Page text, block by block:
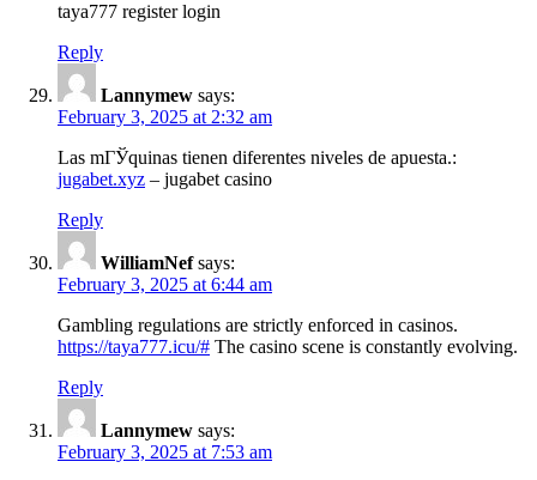
taya777 register login
Reply
Lannymew says:
February 3, 2025 at 2:32 am
Las mГЎquinas tienen diferentes niveles de apuesta.:
jugabet.xyz – jugabet casino
Reply
WilliamNef says:
February 3, 2025 at 6:44 am
Gambling regulations are strictly enforced in casinos.
https://taya777.icu/# The casino scene is constantly evolving.
Reply
Lannymew says:
February 3, 2025 at 7:53 am